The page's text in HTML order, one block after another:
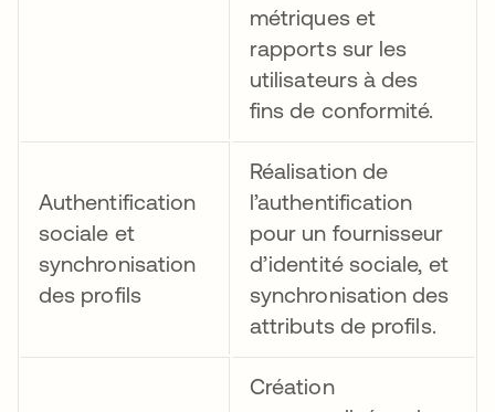
métriques et
rapports sur les
utilisateurs à des
fins de conformité.
Authentification
sociale et
synchronisation
des profils
Réalisation de
l’authentification
pour un fournisseur
d’identité sociale, et
synchronisation des
attributs de profils.
Création